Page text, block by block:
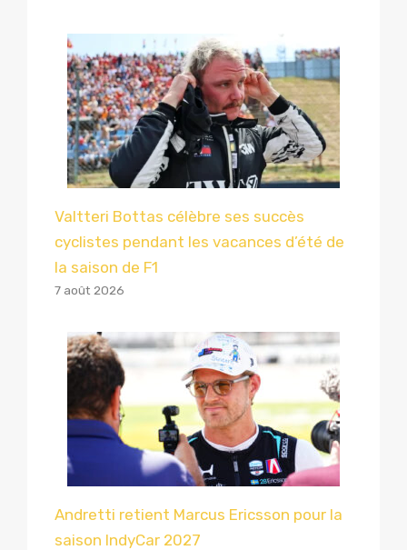
Valtteri Bottas célèbre ses succès
cyclistes pendant les vacances d’été de
la saison de F1
7 août 2026
Andretti retient Marcus Ericsson pour la
saison IndyCar 2027